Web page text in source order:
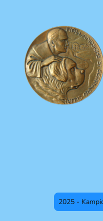
2025 -